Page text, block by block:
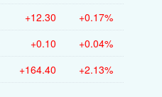
+12.30 +0.17%
+0.10 +0.04%
+164.40 +2.13%